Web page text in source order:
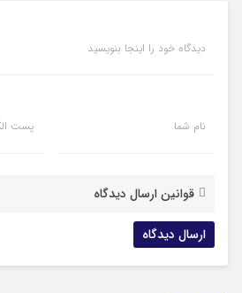
دیدگاه خود را اینجا بنویسید
نام شما پست
قوانین ارسال دیدگاه